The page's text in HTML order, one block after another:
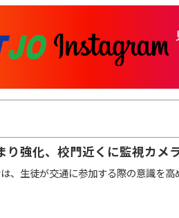
り強化、校門近くに監視カメ
、生徒が交通に参加する際の意識を